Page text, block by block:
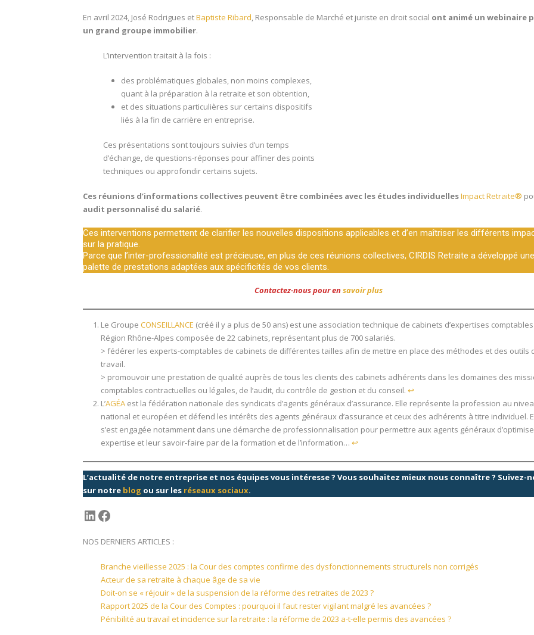
En avril 2024, José Rodrigues etBaptiste Ribard, Responsable de Marché et juriste en droit social ont animé un webinaire
un grand groupe immobilier.
L’intervention traitait à la fois :
des problématiques globales, non moins complexes,
quant à la préparation à la retraite et son obtention,
et des situations particulières sur certains dispositifs
liés à la fin de carrière en entreprise.
Ces présentations sont toujours suivies d’un temps
d’échange, de questions-réponses pour affiner des points
techniques ou approfondir certains sujets.
Ces réunions d’informations collectives peuvent être combinées avec les études individuellesImpact Retraite®
audit personnalisé du salarié.
Ces interventions permettent de clarifier les nouvelles dispositions applicables et d’en maîtriser les différents
sur la pratique.
Parce que l’inter-professionalité est précieuse, en plus de ces réunions collectives, CIRDIS Retraite a développé une
palette de prestations adaptées aux spécificités de vos clients.
Contactez-nous pour ensavoir plus
Le Groupe CONSEILLANCE (créé il y a plus de 50 ans) est une association technique de cabinets d’expertises
Région Rhône-Alpes composée de 22 cabinets, représentant plus de 700 salariés.
> fédérer les experts-comptables de cabinets de différentes tailles afin de mettre en place des méthodes et des outils
travail.
> promouvoir une prestation de qualité auprès de tous les clients des cabinets adhérents dans les domaines des
comptables contractuelles ou légales, de l’audit, du contrôle de gestion et du conseil. ↩︎
L’AGÉA est la fédération nationale des syndicats d’agents généraux d’assurance. Elle représente la profession au
national et européen et défend les intérêts des agents généraux d’assurance et ceux des adhérents à titre individuel.
s’est engagée notamment dans une démarche de professionnalisation pour permettre aux agents généraux
expertise et leur savoir-faire par de la formation et de l’information… ↩︎
L’actualité de notre entreprise et nos équipes vous intéresse ? Vous souhaitez mieux nous connaître ? Suivez-
sur notreblog ou sur les réseaux sociaux.
LinkedIn
Facebook
NOS DERNIERS ARTICLES :
Branche vieillesse 2025 : la Cour des comptes confirme des dysfonctionnements structurels non corrigés
Acteur de sa retraite à chaque âge de sa vie
Doit-on se « réjouir » de la suspension de la réforme des retraites de 2023 ?
Rapport 2025 de la Cour des Comptes : pourquoi il faut rester vigilant malgré les avancées ?
Pénibilité au travail et incidence sur la retraite : la réforme de 2023 a-t-elle permis des avancées ?